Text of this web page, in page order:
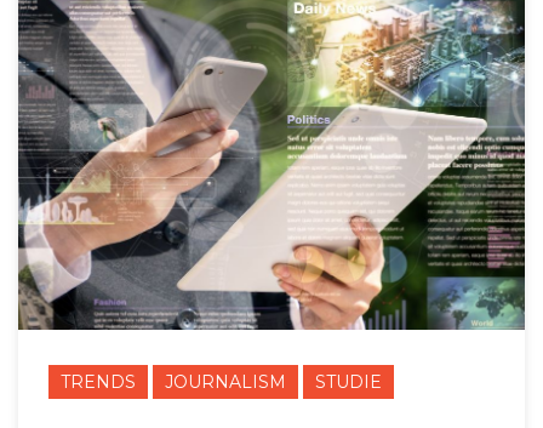
TRENDS JOURNALISM STUDIE